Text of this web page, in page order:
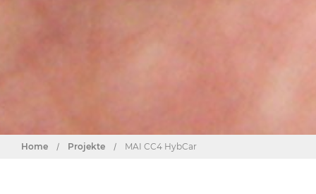
Home / Projekte / MAI CC4 HybCar